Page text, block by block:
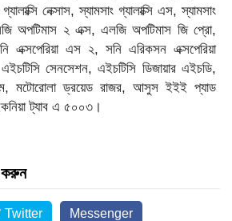
নেক্সাস, স্যামসাং গ্যালাক্সি এস, স্যামসাং
অপটিমাস ২ এক্স, এলজি অপটিমাস জি প্রো,
এক্সপেরিয়া এস ২, সনি এরিকসন এক্সপেরিয়া
সেনসেশন, এইচটিসি ডিজায়ার এইচডি,
মটোরোলা ড্রয়েড রাজর, আসুস ইইই প্যাড
ট্যাব এ ৫০০৩।
করুন
Twitter Messenger